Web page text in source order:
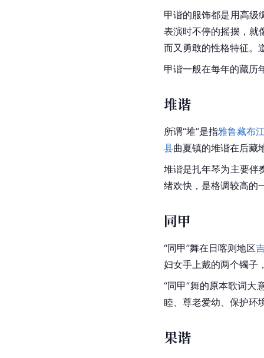
甲谐的服饰都是用高级
表演时不停的摇摆，就
而又勇敢的性格特征。
甲谐一般在每年的藏历
堆谐
所谓“堆”是指雅鲁藏布
县曲夏镇的堆谐在后藏
堆谐是扎年琴为主要伴
绪欢快，是格调较高的
同甲
“同甲”舞在日喀则地区
妇女手上戴的两个镯子
“同甲”舞的原本歌词大
睦、尊老爱幼、保护环
果谐